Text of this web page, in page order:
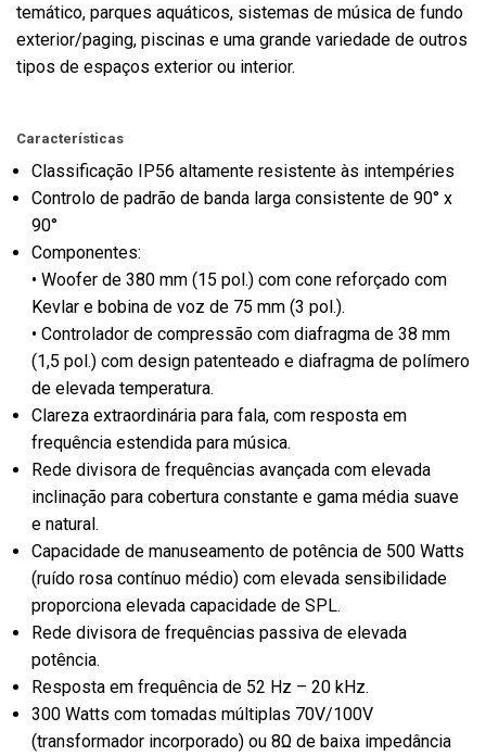
temático, parques aquáticos, sistemas de música de fundo
exterior/paging, piscinas e uma grande variedade de outros
tipos de espaços exterior ou interior.
Características
Classificação IP56 altamente resistente às intempéries
Controlo de padrão de banda larga consistente de 90° x
90°
Componentes:
• Woofer de 380 mm (15 pol.) com cone reforçado com
Kevlar e bobina de voz de 75 mm (3 pol.).
• Controlador de compressão com diafragma de 38 mm
(1,5 pol.) com design patenteado e diafragma de polímero
de elevada temperatura.
Clareza extraordinária para fala, com resposta em
frequência estendida para música.
Rede divisora de frequências avançada com elevada
inclinação para cobertura constante e gama média suave
e natural.
Capacidade de manuseamento de potência de 500 Watts
(ruído rosa contínuo médio) com elevada sensibilidade
proporciona elevada capacidade de SPL.
Rede divisora de frequências passiva de elevada
potência.
Resposta em frequência de 52 Hz – 20 kHz.
300 Watts com tomadas múltiplas 70V/100V
(transformador incorporado) ou 8Ω de baixa impedância